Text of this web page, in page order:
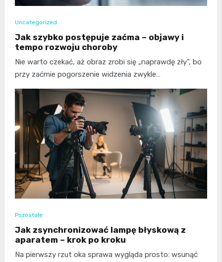
Uncategorized
Jak szybko postępuje zaćma – objawy i
tempo rozwoju choroby
Nie warto czekać, aż obraz zrobi się „naprawdę zły”, bo
przy zaćmie pogorszenie widzenia zwykle…
Pozostałe
Jak zsynchronizować lampę błyskową z
aparatem – krok po kroku
Na pierwszy rzut oka sprawa wygląda prosto: wsunąć